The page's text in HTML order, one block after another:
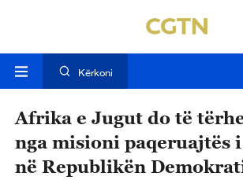
Kërkoni
Afrika e Jugut do të
nga misioni paqeruajtës i
në Republikën